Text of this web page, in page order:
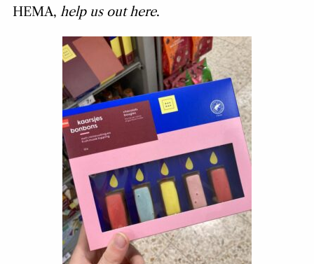
HEMA, help us out here.